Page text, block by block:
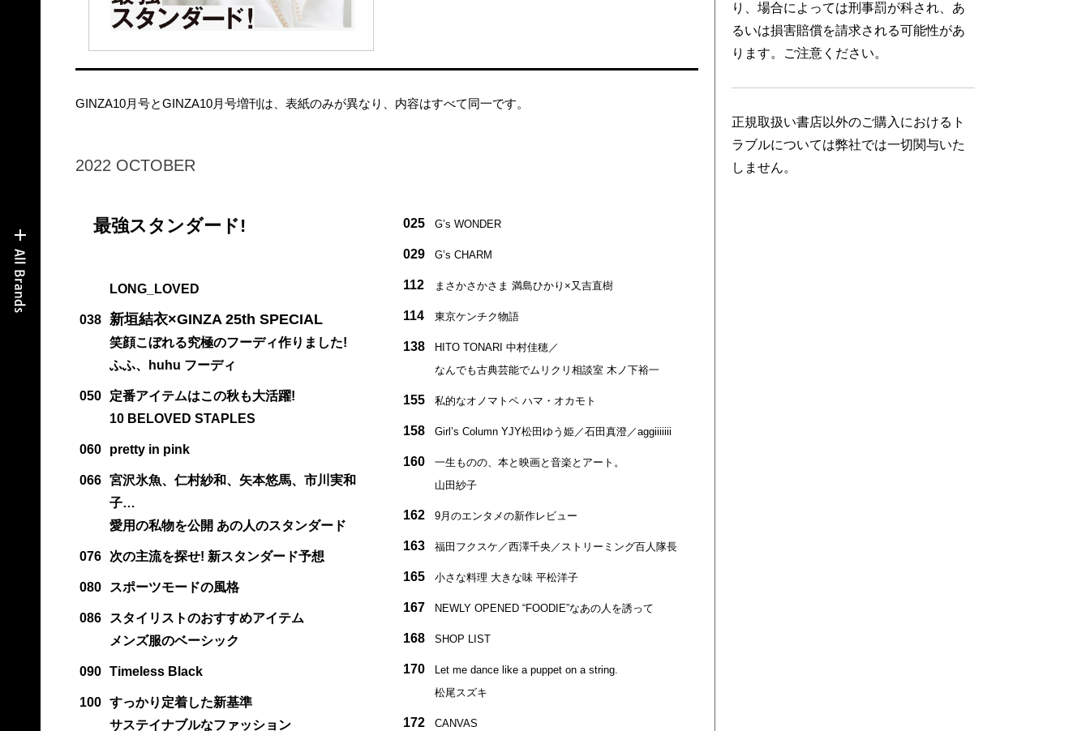
GINZA10月号とGINZA10月号増刊は、表紙のみが異なり、内容はすべて同一です。
2022 OCTOBER
最強スタンダード!
LONG_LOVED
038 新垣結衣×GINZA 25th SPECIAL
笑顔こぼれる究極のフーディ作りました!
ふふ、huhu フーディ
050
定番アイテムはこの秋も大活躍!
10 BELOVED STAPLES
060 pretty in pink
066
宮沢氷魚、仁村紗和、矢本悠馬、市川実和
子…
愛用の私物を公開 あの人のスタンダード
076 次の主流を探せ! 新スタンダード予想
080 スポーツモードの風格
086
スタイリストのおすすめアイテム
メンズ服のベーシック
090 Timeless Black
100
すっかり定着した新基準
サステイナブルなファッション
025 G’s WONDER
029 G’s CHARM
112 まさかさかさま 満島ひかり×又吉直樹
114 東京ケンチク物語
138
HITO TONARI 中村佳穂／
なんでも古典芸能でムリクリ相談室 木ノ下裕一
155 私的なオノマトペ ハマ・オカモト
158 Girl’s Column YJY松田ゆう姫／石田真澄／aggiiiiiii
160
一生ものの、本と映画と音楽とアート。
山田紗子
162 9月のエンタメの新作レビュー
163 福田フクスケ／西澤千央／ストリーミング百人隊長
165 小さな料理 大きな味 平松洋子
167 NEWLY OPENED “FOODIE”なあの人を誘って
168 SHOP LIST
170
Let me dance like a puppet on a string.
松尾スズキ
172 CANVAS
り、場合によっては刑事罰が科され、あ
るいは損害賠償を請求される可能性があ
ります。ご注意ください。
正規取扱い書店以外のご購入におけるト
ラブルについては弊社では一切関与いた
しません。